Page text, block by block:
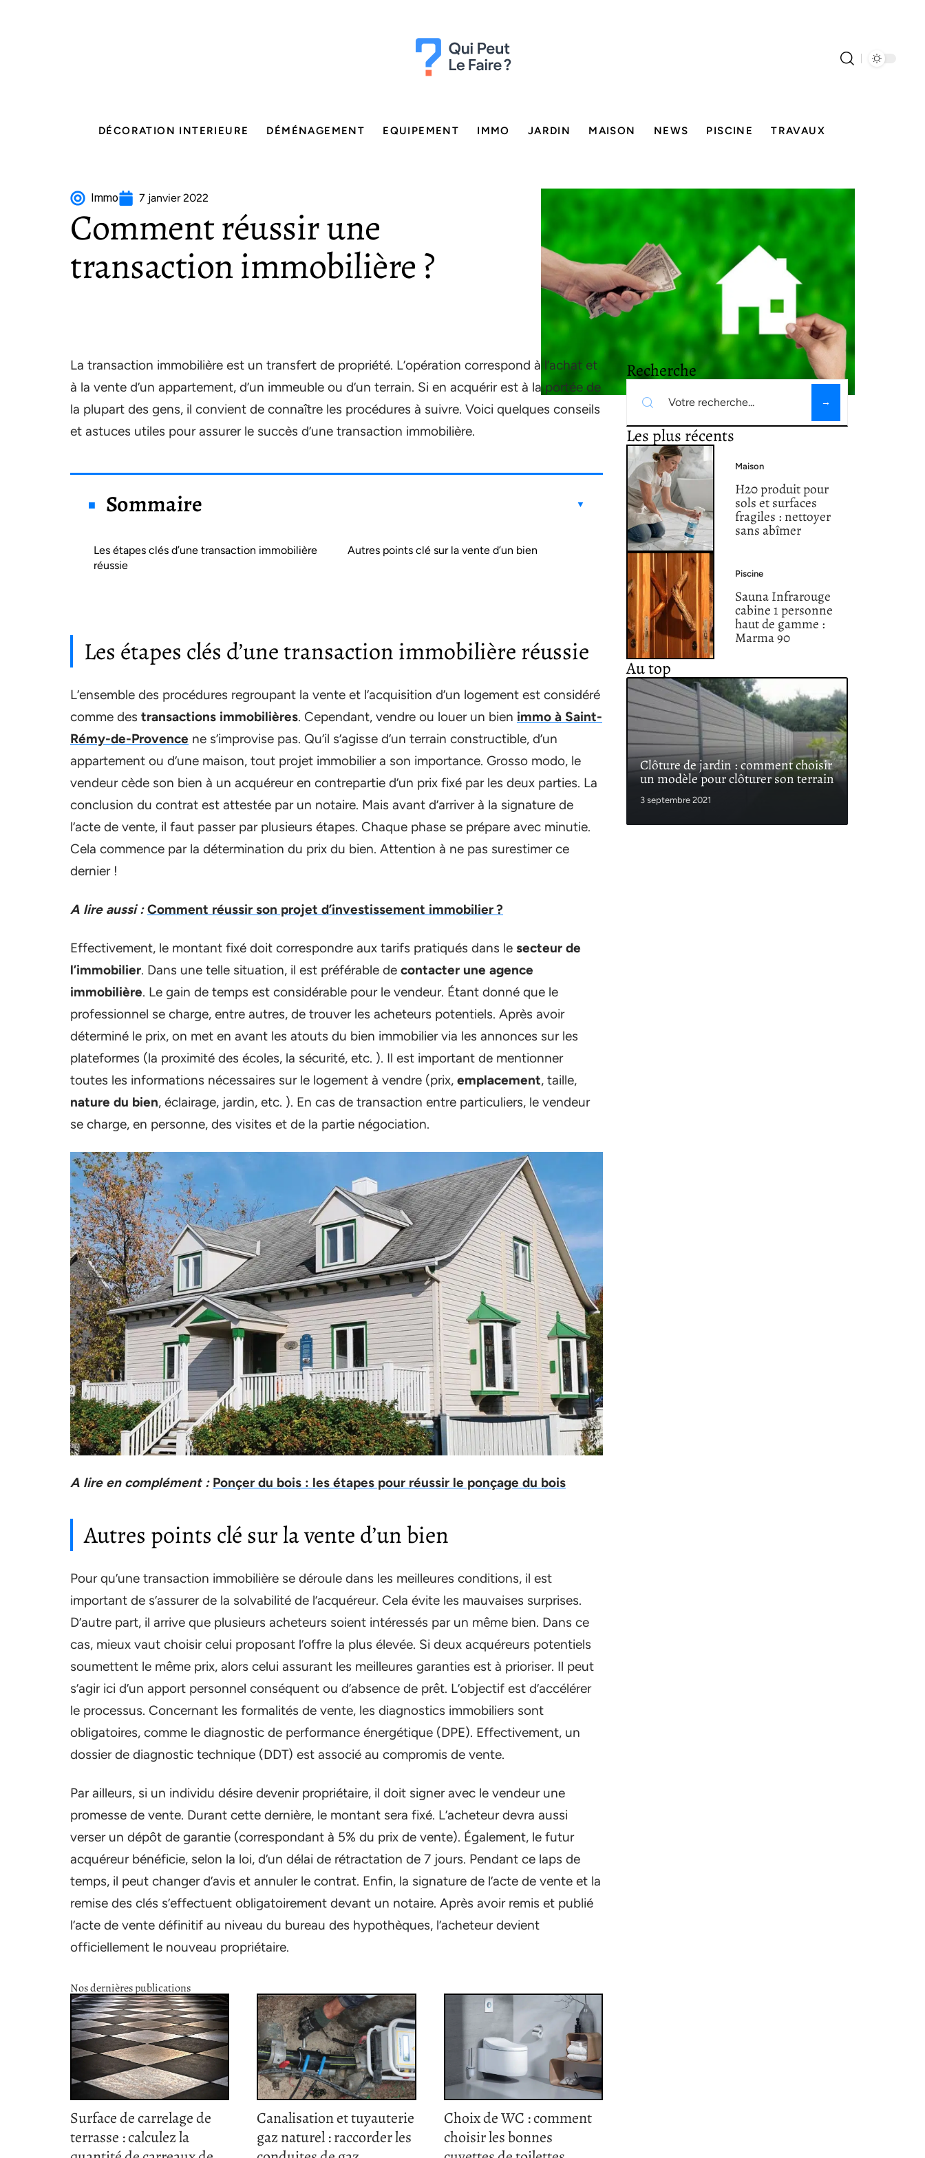
DÉCORATION INTERIEURE DÉMÉNAGEMENT EQUIPEMENT IMMO JARDIN MAISON NEWS PISCINE TRAVAUX
Immo 7 janvier 2022
Comment réussir une
transaction immobilière ?
La transaction immobilière est un transfert de propriété. L’opération correspond à l’achat et
à la vente d’un appartement, d’un immeuble ou d’un terrain. Si en acquérir est à la portée de
la plupart des gens, il convient de connaître les procédures à suivre. Voici quelques conseils
et astuces utiles pour assurer le succès d’une transaction immobilière.
Sommaire
Les étapes clés d’une transaction immobilière
réussie
Autres points clé sur la vente d’un bien
Les étapes clés d’une transaction immobilière réussie
L’ensemble des procédures regroupant la vente et l’acquisition d’un logement est considéré
comme des transactions immobilières. Cependant, vendre ou louer un bien immo à Saint-
Rémy-de-Provence ne s’improvise pas. Qu’il s’agisse d’un terrain constructible, d’un
appartement ou d’une maison, tout projet immobilier a son importance. Grosso modo, le
vendeur cède son bien à un acquéreur en contrepartie d’un prix fixé par les deux parties. La
conclusion du contrat est attestée par un notaire. Mais avant d’arriver à la signature de
l’acte de vente, il faut passer par plusieurs étapes. Chaque phase se prépare avec minutie.
Cela commence par la détermination du prix du bien. Attention à ne pas surestimer ce
dernier !
A lire aussi : Comment réussir son projet d’investissement immobilier ?
Effectivement, le montant fixé doit correspondre aux tarifs pratiqués dans le secteur de
l’immobilier. Dans une telle situation, il est préférable de contacter une agence
immobilière. Le gain de temps est considérable pour le vendeur. Étant donné que le
professionnel se charge, entre autres, de trouver les acheteurs potentiels. Après avoir
déterminé le prix, on met en avant les atouts du bien immobilier via les annonces sur les
plateformes (la proximité des écoles, la sécurité, etc. ). Il est important de mentionner
toutes les informations nécessaires sur le logement à vendre (prix, emplacement, taille,
nature du bien, éclairage, jardin, etc. ). En cas de transaction entre particuliers, le vendeur
se charge, en personne, des visites et de la partie négociation.
A lire en complément : Ponçer du bois : les étapes pour réussir le ponçage du bois
Autres points clé sur la vente d’un bien
Pour qu’une transaction immobilière se déroule dans les meilleures conditions, il est
important de s’assurer de la solvabilité de l’acquéreur. Cela évite les mauvaises surprises.
D’autre part, il arrive que plusieurs acheteurs soient intéressés par un même bien. Dans ce
cas, mieux vaut choisir celui proposant l’offre la plus élevée. Si deux acquéreurs potentiels
soumettent le même prix, alors celui assurant les meilleures garanties est à prioriser. Il peut
s’agir ici d’un apport personnel conséquent ou d’absence de prêt. L’objectif est d’accélérer
le processus. Concernant les formalités de vente, les diagnostics immobiliers sont
obligatoires, comme le diagnostic de performance énergétique (DPE). Effectivement, un
dossier de diagnostic technique (DDT) est associé au compromis de vente.
Par ailleurs, si un individu désire devenir propriétaire, il doit signer avec le vendeur une
promesse de vente. Durant cette dernière, le montant sera fixé. L’acheteur devra aussi
verser un dépôt de garantie (correspondant à 5% du prix de vente). Également, le futur
acquéreur bénéficie, selon la loi, d’un délai de rétractation de 7 jours. Pendant ce laps de
temps, il peut changer d’avis et annuler le contrat. Enfin, la signature de l’acte de vente et la
remise des clés s’effectuent obligatoirement devant un notaire. Après avoir remis et publié
l’acte de vente définitif au niveau du bureau des hypothèques, l’acheteur devient
officiellement le nouveau propriétaire.
Nos dernières publications
Surface de carrelage de
terrasse : calculez la
Canalisation et tuyauterie
gaz naturel : raccorder les
Choix de WC : comment
choisir les bonnes
Recherche
Les plus récents
Maison
H20 produit pour
sols et surfaces
fragiles : nettoyer
sans abîmer
Piscine
Sauna Infrarouge
cabine 1 personne
haut de gamme :
Marma 90
Au top
Clôture de jardin : comment choisir
un modèle pour clôturer son terrain
3 septembre 2021